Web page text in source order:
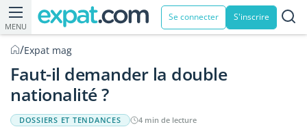
MENU
Se connecter S'inscrire
/Expat mag
Faut-il demander la double
nationalité ?
DOSSIERS ET TENDANCES 4 min de lecture